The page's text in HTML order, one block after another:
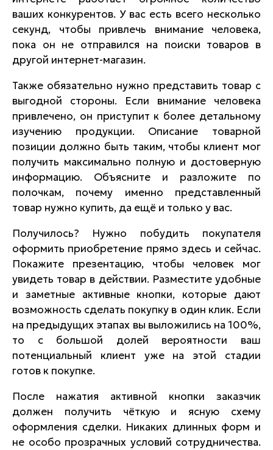
ваших конкурентов. У вас есть всего несколько
секунд, чтобы привлечь внимание человека,
пока он не отправился на поиски товаров в
другой интернет-магазин.
Также обязательно нужно представить товар с
выгодной стороны. Если внимание человека
привлечено, он приступит к более детальному
изучению продукции. Описание товарной
позиции должно быть таким, чтобы клиент мог
получить максимально полную и достоверную
информацию. Объясните и разложите по
полочкам, почему именно представленный
товар нужно купить, да ещё и только у вас.
Получилось? Нужно побудить покупателя
оформить приобретение прямо здесь и сейчас.
Покажите презентацию, чтобы человек мог
увидеть товар в действии. Разместите удобные
и заметные активные кнопки, которые дают
возможность сделать покупку в один клик. Если
на предыдущих этапах вы выложились на 100%,
то с большой долей вероятности ваш
потенциальный клиент уже на этой стадии
готов к покупке.
После нажатия активной кнопки заказчик
должен получить чёткую и ясную схему
оформления сделки. Никаких длинных форм и
не особо прозрачных условий сотрудничества.